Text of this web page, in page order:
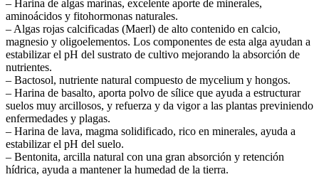
– Harina de algas marinas, excelente aporte de minerales,
aminoácidos y fitohormonas naturales.
– Algas rojas calcificadas (Maerl) de alto contenido en calcio,
magnesio y oligoelementos. Los componentes de esta alga ayudan a
estabilizar el pH del sustrato de cultivo mejorando la absorción de
nutrientes.
– Bactosol, nutriente natural compuesto de mycelium y hongos.
– Harina de basalto, aporta polvo de sílice que ayuda a estructurar
suelos muy arcillosos, y refuerza y da vigor a las plantas previniendo
enfermedades y plagas.
– Harina de lava, magma solidificado, rico en minerales, ayuda a
estabilizar el pH del suelo.
– Bentonita, arcilla natural con una gran absorción y retención
hídrica, ayuda a mantener la humedad de la tierra.